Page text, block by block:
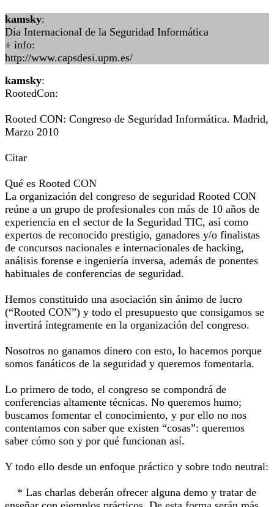
kamsky:
Día Internacional de la Seguridad Informática
+ info:
http://www.capsdesi.upm.es/
kamsky:
RootedCon:
Rooted CON: Congreso de Seguridad Informática. Madrid,
Marzo 2010
Citar
Qué es Rooted CON
La organización del congreso de seguridad Rooted CON
reúne a un grupo de profesionales con más de 10 años de
experiencia en el sector de la Seguridad TIC, así como
expertos de reconocido prestigio, ganadores y/o finalistas
de concursos nacionales e internacionales de hacking,
análisis forense e ingeniería inversa, además de ponentes
habituales de conferencias de seguridad.
Hemos constituido una asociación sin ánimo de lucro
(“Rooted CON”) y todo el presupuesto que consigamos se
invertirá íntegramente en la organización del congreso.
Nosotros no ganamos dinero con esto, lo hacemos porque
somos fanáticos de la seguridad y queremos fomentarla.
Lo primero de todo, el congreso se compondrá de
conferencias altamente técnicas. No queremos humo;
buscamos fomentar el conocimiento, y por ello no nos
contentamos con saber que existen “cosas”: queremos
saber cómo son y por qué funcionan así.
Y todo ello desde un enfoque práctico y sobre todo neutral:
* Las charlas deberán ofrecer alguna demo y tratar de